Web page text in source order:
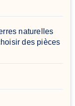
naturelles
des pièces